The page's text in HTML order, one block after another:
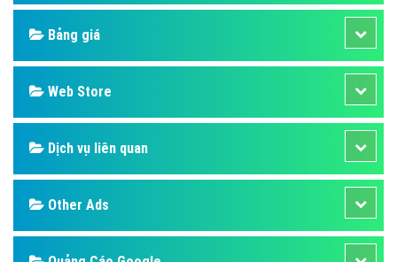
Bảng giá
Web Store
Dịch vụ liên quan
Other Ads